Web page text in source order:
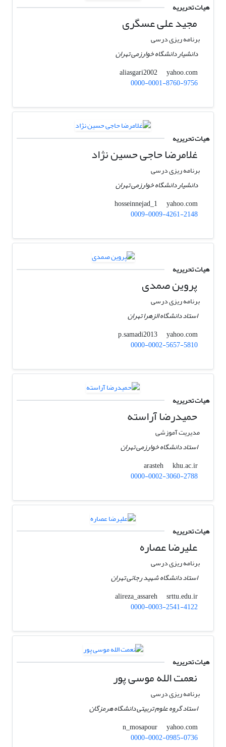
هیات تحریریه
مجید علی عسگری
برنامه ریزی درسی
دانشیار دانشگاه خوارزمی تهران
aliasgari2002
yahoo.com
0000-0001-8760-9756
هیات تحریریه
غلامرضا حاجی حسین نژاد
برنامه ریزی درسی
دانشیار دانشگاه خوارزمی تهران
hosseinnejad_1
yahoo.com
0009-0009-4261-2148
هیات تحریریه
پروین صمدی
برنامه ریزی درسی
استاد دانشگاه الزهرا تهران
p.samadi2013
yahoo.com
0000-0002-5657-5810
هیات تحریریه
حمیدرضا آراسته
مدیریت آموزشی
استاد دانشگاه خوارزمی تهران
arasteh
khu.ac.ir
0000-0002-3060-2788
هیات تحریریه
علیرضا عصاره
برنامه ریزی درسی
استاد دانشگاه شهید رجائی تهران
alireza_assareh
srttu.edu.ir
0000-0003-2541-4122
هیات تحریریه
نعمت الله موسی پور
برنامه ریزی درسی
استاد گروه علوم تربیتی دانشگاه هرمزگان
n_mosapour
yahoo.com
0000-0002-0985-0736